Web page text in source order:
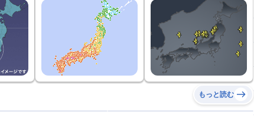
もっと読む